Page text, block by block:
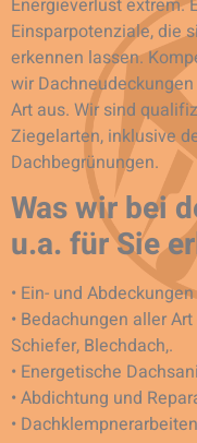
Einsparpotenziale, die
erkennen lassen.
wir
Art aus. Wir sind
Ziegelarten, inklusive
Dachbegrünungen.
Was wir bei
u.a. für Sie
• Ein- und
• Bedachungen aller
Schiefer, Blechdach,.
• Energetische
• Abdichtung und
•